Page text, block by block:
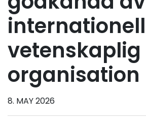
internationell
vetenskaplig
organisation
8. MAY 2026